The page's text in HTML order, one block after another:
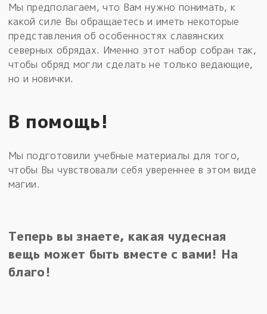
Мы предполагаем, что Вам нужно понимать, к
какой силе Вы обращаетесь и иметь некоторые
представления об особенностях славянских
северных обрядах. Именно этот набор собран так,
чтобы обряд могли сделать не только ведающие,
но и новички.
В помощь!
Мы подготовили учебные материалы для того,
чтобы Вы чувствовали себя увереннее в этом виде
магии.
Теперь вы знаете, какая чудесная
вещь может быть вместе с вами! На
благо!